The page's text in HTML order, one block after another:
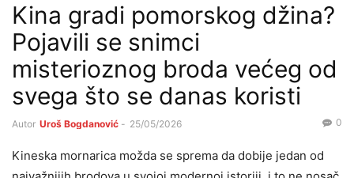
Kina gradi pomorskog džina?
Pojavili se snimci
misterioznog broda većeg od
svega što se danas koristi
Autor Uroš Bogdanović - 25/05/2026 0
Kineska mornarica možda se sprema da dobije jedan od